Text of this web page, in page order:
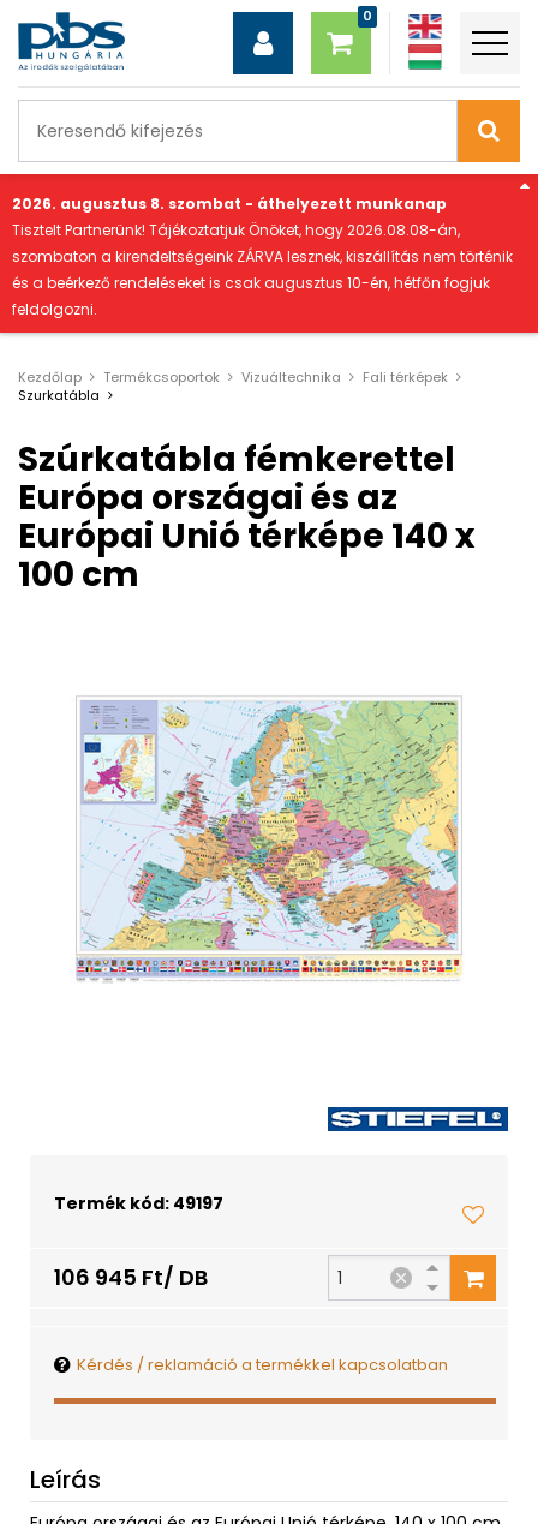
2026. augusztus 8. szombat - áthelyezett munkanap
Tisztelt Partnerünk! Tájékoztatjuk Önöket, hogy 2026.08.08-án,
szombaton a kirendeltségeink ZÁRVA lesznek, kiszállítás nem történik
és a beérkező rendeléseket is csak augusztus 10-én, hétfőn fogjuk
feldolgozni.
Kezdőlap Termékcsoportok Vizuáltechnika
Fali térképek
Szurkatábla
Szúrkatábla fémkerettel
Európa országai és az
Európai Unió térképe 140 x
100 cm
Termék kód: 49197
106 945 Ft/ DB
Kérdés / reklamáció a termékkel kapcsolatban
Leírás